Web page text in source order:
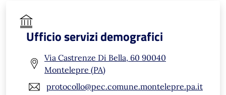
Ufficio servizi demografici
Via Castrenze Di Bella, 60 90040
Montelepre (PA)
protocollo@pec.comune.montelepre.pa.it